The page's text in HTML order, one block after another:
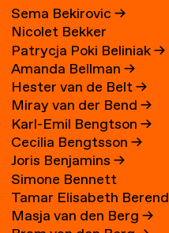
Sema Bekirovic→
Nicolet Bekker
Patrycja Poki Beliniak→
Amanda Bellman→
Hester van de Belt→
Miray van der Bend→
Karl-Emil Bengtson→
Cecilia Bengtsson→
Joris Benjamins→
Simone Bennett
Tamar Elisabeth
→
Masja van den Berg→